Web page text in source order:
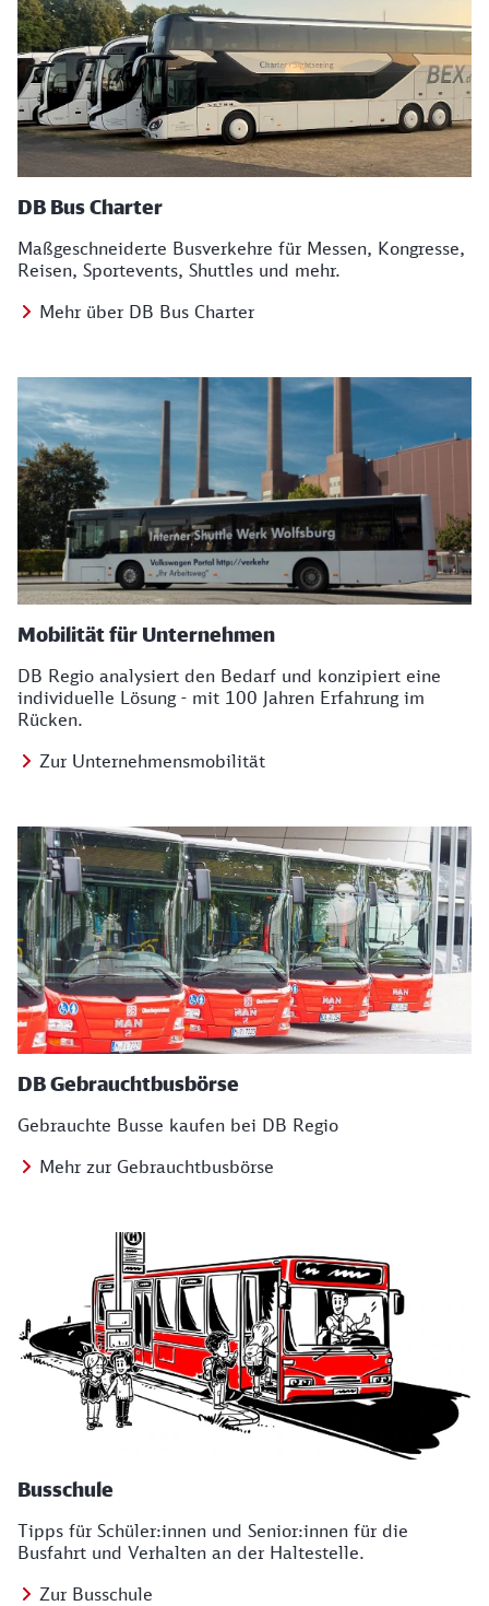
DB Bus Charter
Maßgeschneiderte Busverkehre für Messen, Kongresse,
Reisen, Sportevents, Shuttles und mehr.
Mehr über DB Bus Charter
Mobilität für Unternehmen
DB Regio analysiert den Bedarf und konzipiert eine
individuelle Lösung - mit 100 Jahren Erfahrung im
Rücken.
Zur Unternehmensmobilität
DB Gebrauchtbusbörse
Gebrauchte Busse kaufen bei DB Regio
Mehr zur Gebrauchtbusbörse
Busschule
Tipps für Schüler:innen und Senior:innen für die
Busfahrt und Verhalten an der Haltestelle.
Zur Busschule